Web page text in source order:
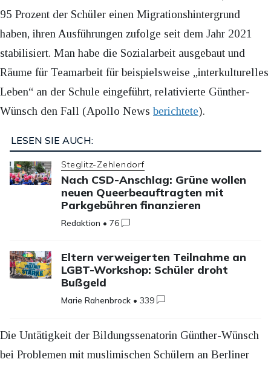
95 Prozent der Schüler einen Migrationshintergrund
haben, ihren Ausführungen zufolge seit dem Jahr 2021
stabilisiert. Man habe die Sozialarbeit ausgebaut und
Räume für Teamarbeit für beispielsweise „interkulturelles
Leben“ an der Schule eingeführt, relativierte Günther-
Wünsch den Fall (Apollo Newsberichtete).
LESEN SIE AUCH:
Steglitz-Zehlendorf
Nach CSD-Anschlag: Grüne wollen
neuen Queerbeauftragten mit
Parkgebühren finanzieren
Redaktion •76
Eltern verweigerten Teilnahme an
LGBT-Workshop: Schüler droht
Bußgeld
Marie Rahenbrock •339
Die Untätigkeit der Bildungssenatorin Günther-Wünsch
bei Problemen mit muslimischen Schülern an Berliner